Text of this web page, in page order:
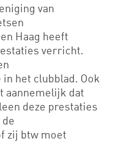
van
Haag heeft
verricht.
het clubblad. Ook
aannemelijk dat
deze prestaties
zij btw moet